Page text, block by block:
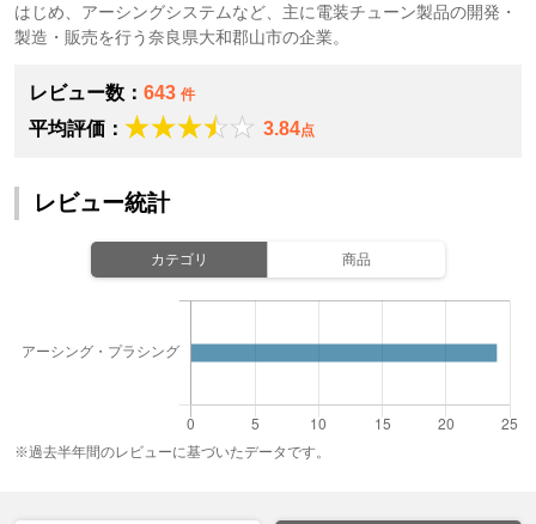
はじめ、アーシングシステムなど、主に電装チューン製品の開発・
製造・販売を行う奈良県大和郡山市の企業。
レビュー数： 643 件
平均評価： 3.84点
レビュー統計
カテゴリ 商品
※過去半年間のレビューに基づいたデータです。